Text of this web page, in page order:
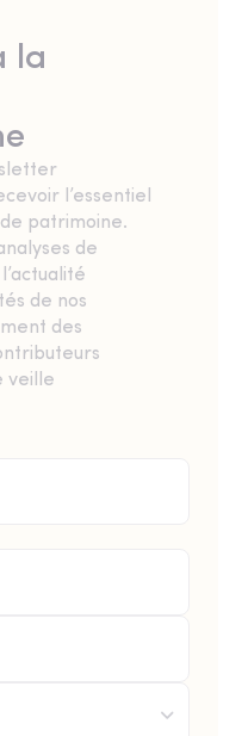
la
l’essentiel
patrimoine.
de
de nos
des
veille